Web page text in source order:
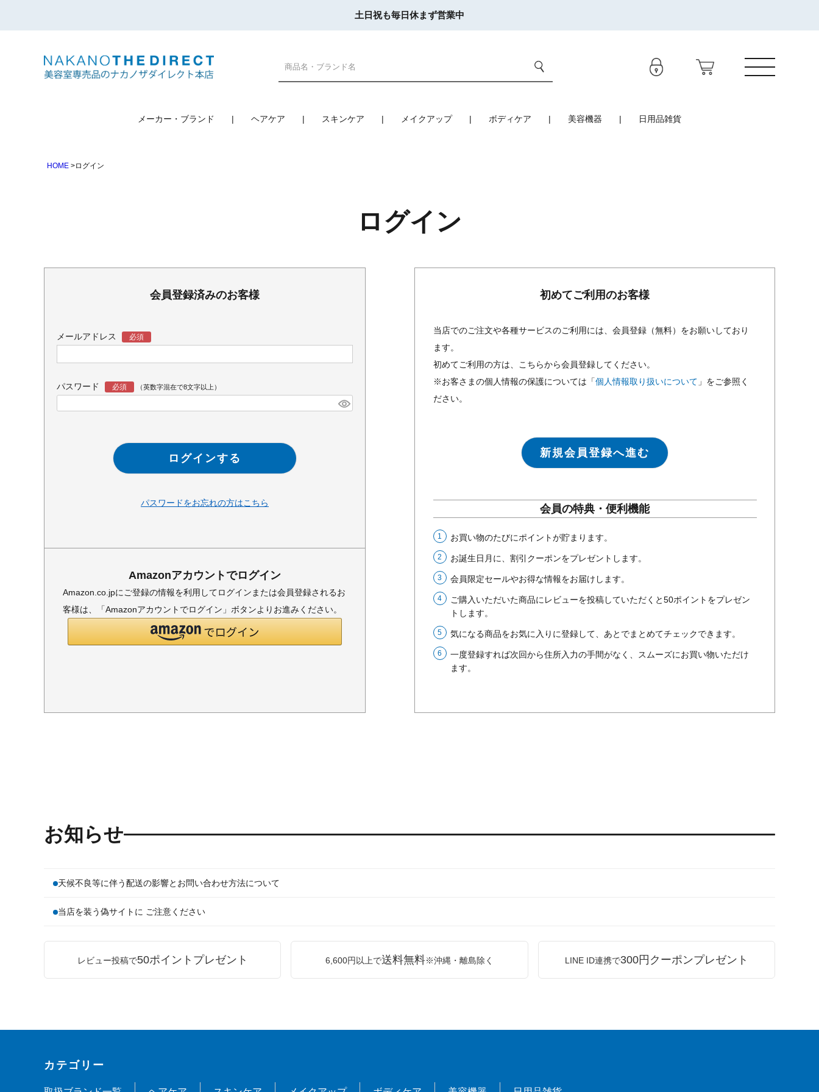
土日祝も毎日休まず営業中
メーカー・ブランド ヘアケア スキンケア メイクアップ ボディケア 美容機器 日用品雑貨
HOME ログイン
ログイン
会員登録済みのお客様
メールアドレス
パスワード
ログインする
パスワードをお忘れの方はこちら
Amazonアカウントでログイン
Amazon.co.jpにご登録の情報を利用してログインまたは会員登録されるお
客様は、「Amazonアカウントでログイン」ボタンよりお進みください。
初めてご利用のお客様
当店でのご注文や各種サービスのご利用には、会員登録（無料）をお願いしており
ます。
初めてご利用の方は、こちらから会員登録してください。
※お客さまの個人情報の保護については「個人情報取り扱いについて 」をご参照く
ださい。
新規会員登録へ進む
会員の特典・便利機能
お買い物のたびにポイントが貯まります。
お誕生日月に、割引クーポンをプレゼントします。
会員限定セールやお得な情報をお届けします。
ご購入いただいた商品にレビューを投稿していただくと50ポイントをプレゼン
トします。
気になる商品をお気に入りに登録して、あとでまとめてチェックできます。
一度登録すれば次回から住所入力の手間がなく、スムーズにお買い物いただけ
ます。
お知らせ
天候不良等に伴う配送の影響とお問い合わせ方法について
当店を装う偽サイトに ご注意ください
レビュー投稿で50ポイントプレゼント 6,600円以上で送料無料※沖縄・離島除く LINE ID連携で300円クーポンプレゼント
カテゴリー